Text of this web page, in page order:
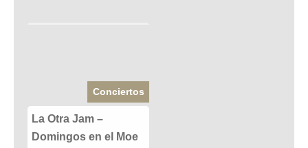
Conciertos
La Otra Jam –
Domingos en el Moe